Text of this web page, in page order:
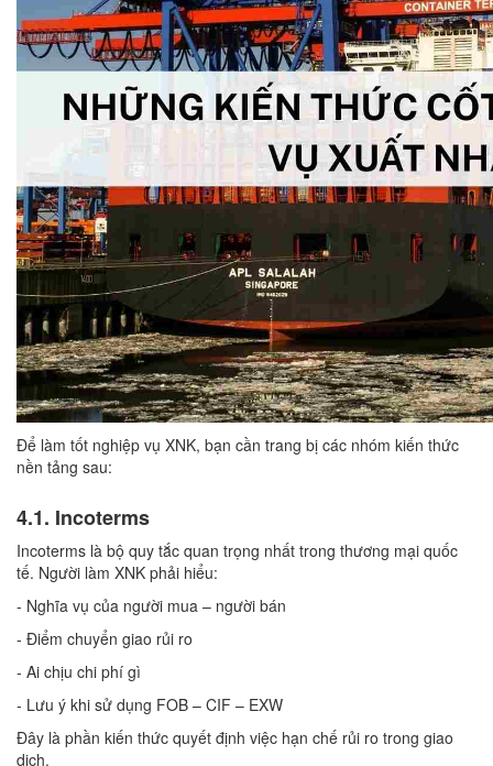
Để làm tốt nghiệp vụ XNK, bạn cần trang bị các nhóm kiến thức
nền tảng sau:
4.1. Incoterms
Incoterms là bộ quy tắc quan trọng nhất trong thương mại quốc
tế. Người làm XNK phải hiểu:
- Nghĩa vụ của người mua – người bán
- Điểm chuyển giao rủi ro
- Ai chịu chi phí gì
- Lưu ý khi sử dụng FOB – CIF – EXW
Đây là phần kiến thức quyết định việc hạn chế rủi ro trong giao
dịch.